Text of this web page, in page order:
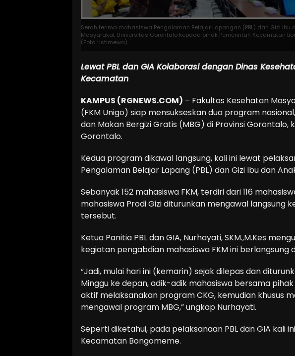
Serah terima mahasiswa Pengalaman Belajar Lapangan (PBL) dan Gizi Ibu
Masyarakat Universitas Gorontalo kepada pihak Pemerintah Kecamatan
(Foto : istimewa)
Lewat PBL dan GIA Kolaborasi dengan Dinas
Kecamatan
KAMPUS (RGNEWS.COM) – Fakultas Kesehatan
(FKM Unigo) siap mensukseskan dua program
dan Makan Bergizi Gratis (MBG) di Provinsi Gorontalo,
Gorontalo.
Kedua program dikawal langsung, kali ini lewat
Pengalaman Belajar Lapang (PBL) dan Gizi Ibu dan
Sebanyak 152 mahasiswa FKM, terdiri dari 116
mahasiswa Prodi Gizi diturunkan mengawal langsung
tersebut.
Ketua Panitia PBL dan GIA, Nurhayati, SKM.,M.Kes
kegiatan pengabdian mahasiswa FKM ini berlangsung
“Jadi, mulai hari ini (kemarin) sejak dilepas dan
Minggu ke depan, adik-adik mahasiswa bersama
aktif melaksanakan program CKG, kemudian khusus
mengawal program MBG,” ungkap Nurhayati.
Seperti diketahui, pada pelaksanaan PBL dan GIA kali
Kecamatan Bongomeme.